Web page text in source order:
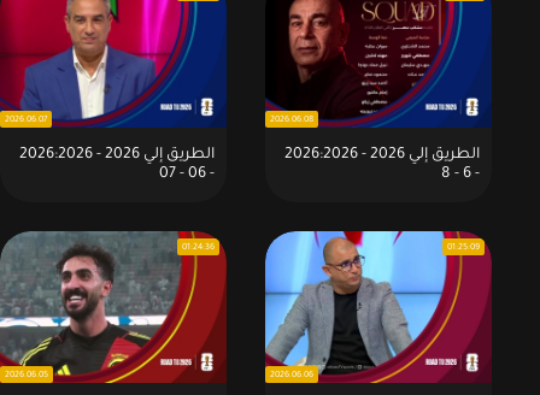
الطريق إلي 2026 - 2026:2026
2026.06.08
الطريق إلي 2026 - 2026:2026
2026.06.07
01:25:09
2026.06.06
01:24:36
2026.06.05